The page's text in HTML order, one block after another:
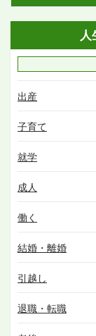
出産
子育て
就学
成人
働く
結婚・離婚
引越し
退職・転職